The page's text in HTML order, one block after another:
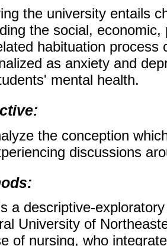
the university entails
the social,
habituation process
as anxiety and
mental health.
the conception
discussions
a descriptive-
University of
of nursing, who